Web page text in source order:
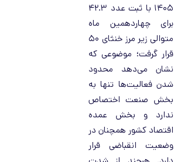
۱۴۰۵ با ثبت عدد ۴۲.۳
برای چهاردهمین ماه
متوالی زیر مرز خنثای ۵۰
قرار گرفت؛ موضوعی که
نشان می‌دهد محدود
شدن فعالیت‌ها تنها به
بخش صنعت اختصاص
ندارد و بخش عمده
اقتصاد کشور همچنان در
وضعیت انقباضی قرار